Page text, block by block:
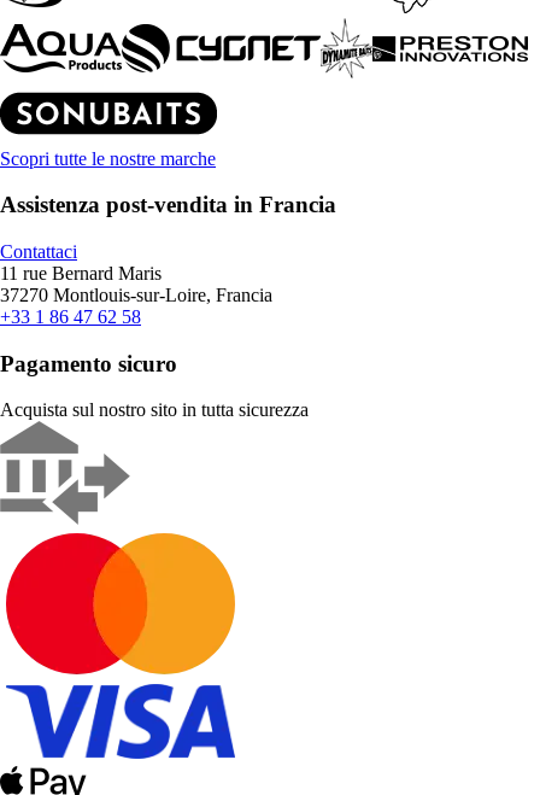
Scopri tutte le nostre marche
Assistenza post-vendita in Francia
Contattaci
11 rue Bernard Maris
37270 Montlouis-sur-Loire, Francia
+33 1 86 47 62 58
Pagamento sicuro
Acquista sul nostro sito in tutta sicurezza